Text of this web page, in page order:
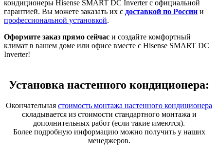
кондиционеры Hisense SMART DC Inverter с официальной
гарантией. Вы можете заказать их с доставкой по России и
профессиональной установкой.
Оформите заказ прямо сейчас и создайте комфортный
климат в вашем доме или офисе вместе с Hisense SMART DC
Inverter!
Установка настенного кондиционера:
Окончательная стоимость монтажа настенного кондиционера
складывается из стоимости стандартного монтажа и
дополнительных работ (если такие имеются).
Более подробную информацию можно получить у наших
менеджеров.